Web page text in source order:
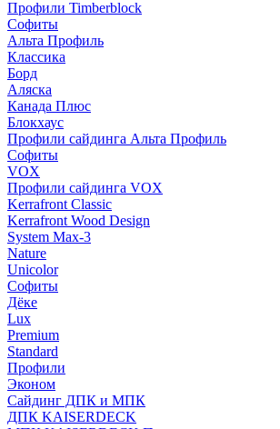
Профили Timberblock
Софиты
Альта Профиль
Классика
Борд
Аляска
Канада Плюс
Блокхаус
Профили сайдинга Альта Профиль
Софиты
VOX
Профили сайдинга VOX
Kerrafront Classic
Kerrafront Wood Design
System Max-3
Nature
Unicolor
Софиты
Дёке
Lux
Premium
Standard
Профили
Эконом
Сайдинг ДПК и МПК
ДПК KAISERDECK